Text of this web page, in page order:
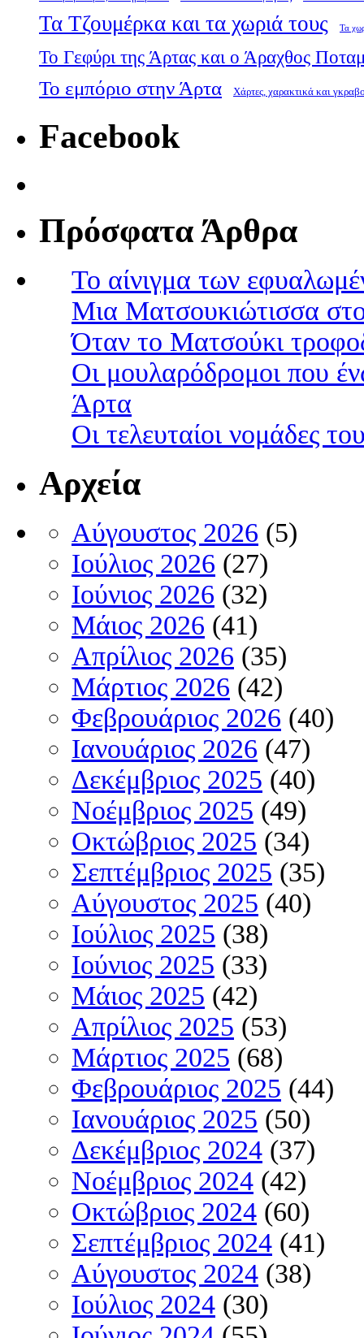
Τα Τζουμέρκα και τα χωριά τους Τα
Το Γεφύρι της Άρτας και ο Άραχθος
Το εμπόριο στην Άρτα Χάρτες, χαρακτικά και
Facebook
Πρόσφατα Άρθρα
Το αίνιγμα των
Μια Ματσουκιώτισσα
Όταν το Ματσούκι
Οι μουλαρόδρομοι που
Άρτα
Οι τελευταίοι νομάδες
Αρχεία
Αύγουστος 2026 (5)
Ιούλιος 2026 (27)
Ιούνιος 2026 (32)
Μάιος 2026 (41)
Απρίλιος 2026 (35)
Μάρτιος 2026 (42)
Φεβρουάριος 2026 (40)
Ιανουάριος 2026 (47)
Δεκέμβριος 2025 (40)
Νοέμβριος 2025 (49)
Οκτώβριος 2025 (34)
Σεπτέμβριος 2025 (35)
Αύγουστος 2025 (40)
Ιούλιος 2025 (38)
Ιούνιος 2025 (33)
Μάιος 2025 (42)
Απρίλιος 2025 (53)
Μάρτιος 2025 (68)
Φεβρουάριος 2025 (44)
Ιανουάριος 2025 (50)
Δεκέμβριος 2024 (37)
Νοέμβριος 2024 (42)
Οκτώβριος 2024 (60)
Σεπτέμβριος 2024 (41)
Αύγουστος 2024 (38)
Ιούλιος 2024 (30)